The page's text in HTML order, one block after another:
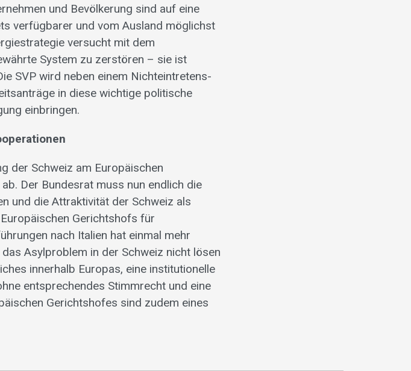
und Bevölkerung sind auf eine
verfügbarer und vom Ausland möglichst
versucht mit dem
System zu zerstören – sie ist
SVP wird neben einem Nichteintretens-
in diese wichtige politische
einbringen.
der Schweiz am Europäischen
Der Bundesrat muss nun endlich die
und die Attraktivität der Schweiz als
Gerichtshofs für
nach Italien hat einmal mehr
Asylproblem in der Schweiz nicht lösen
innerhalb Europas, eine institutionelle
entsprechendes Stimmrecht und eine
Gerichtshofes sind zudem eines